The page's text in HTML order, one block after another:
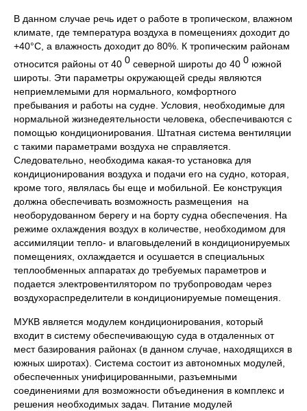
В данном случае речь идет о работе в тропическом, влажном
климате, где температура воздуха в помещениях доходит до
+40°С, а влажность доходит до 80%. К тропическим районам
относится районы от 40 0 северной широты до 40 0 южной
широты. Эти параметры окружающей среды являются
неприемлемыми для нормального, комфортного
пребывания и работы на судне. Условия, необходимые для
нормальной жизнедеятельности человека, обеспечиваются с
помощью кондиционирования. Штатная система вентиляции
с такими параметрами воздуха не справляется.
Следовательно, необходима какая-то установка для
кондиционирования воздуха и подачи его на судно, которая,
кроме того, являлась бы еще и мобильной. Ее конструкция
должна обеспечивать возможность размещения на
необорудованном берегу и на борту судна обеспечения. На
режиме охлаждения воздух в количестве, необходимом для
ассимиляции тепло- и влаговыделений в кондиционируемых
помещениях, охлаждается и осушается в специальных
теплообменных аппаратах до требуемых параметров и
подается электровентилятором по трубопроводам через
воздухораспределители в кондиционируемые помещения.
МУКВ является модулем кондиционирования, который
входит в систему обеспечивающую суда в отдаленных от
мест базирования районах (в данном случае, находящихся в
южных широтах). Система состоит из автономных модулей,
обеспеченных унифицированными, разъемными
соединениями для возможности объединения в комплекс и
решения необходимых задач. Питание модулей